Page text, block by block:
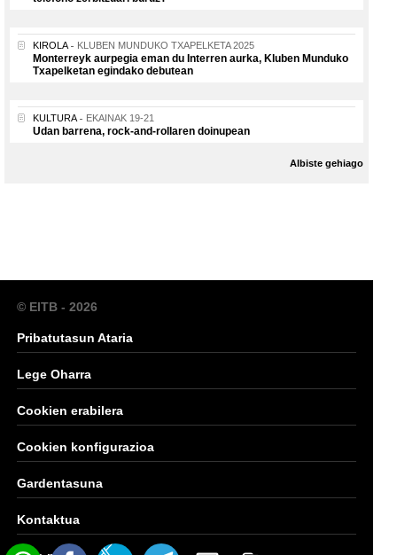
KIROLA KLUBEN MUNDUKO TXAPELKETA 2025
Monterreyk aurpegia eman du Interren aurka, Kluben Munduko
Txapelketan egindako debutean
KULTURA EKAINAK 19-21
Udan barrena, rock-and-rollaren doinupean
Albiste gehiago
© EITB - 2026
Pribatutasun Ataria
Lege Oharra
Cookien erabilera
Cookien konfigurazioa
Gardentasuna
Kontaktua